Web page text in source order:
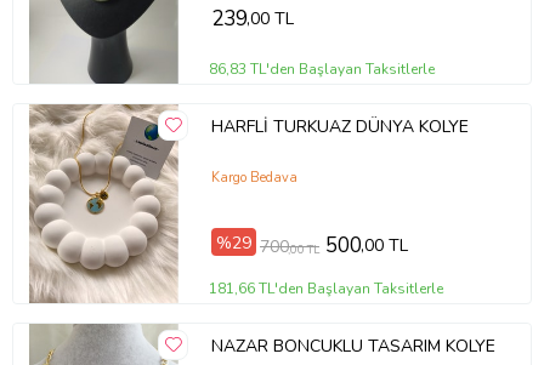
239,00 TL
86,83 TL'den Başlayan Taksitlerle
HARFLİ TURKUAZ DÜNYA KOLYE
Kargo Bedava
%29 700,00 TL 500,00 TL
181,66 TL'den Başlayan Taksitlerle
NAZAR BONCUKLU TASARIM KOLYE